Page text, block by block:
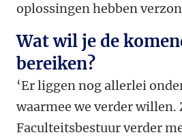
oplossingen hebben
Wat wil je de
bereiken?
‘Er liggen nog allerlei
waarmee we verder willen.
Faculteitsbestuur verder